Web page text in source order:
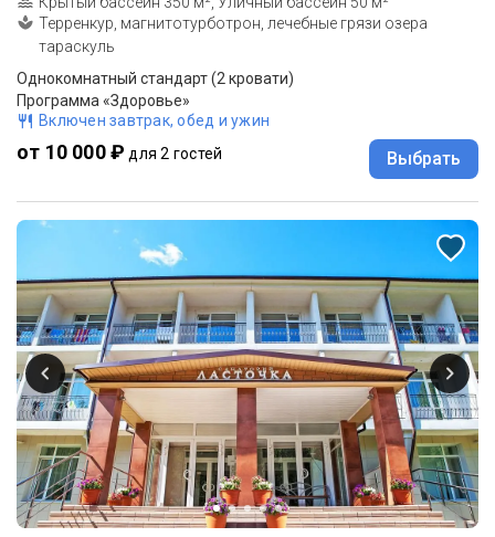
Терренкур, магнитотурботрон, лечебные грязи озера
тараскуль
Однокомнатный стандарт (2 кровати)
Программа «Здоровье»
Включен завтрак, обед и ужин
от 10 000 ₽ для 2 гостей Выбрать